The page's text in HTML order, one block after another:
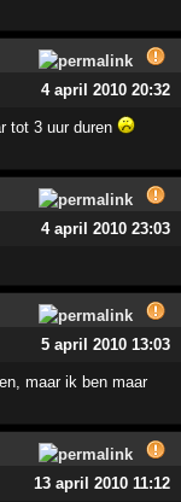
4 april 2010 20:32
tot 3 uur duren
4 april 2010 23:03
5 april 2010 13:03
maar ik ben maar
13 april 2010 11:12